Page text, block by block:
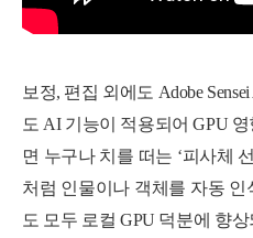
보정, 편집 외에도 Adobe
도 AI 기능이 적용되어 GPU
면 누구나 치를 떠는 ‘피사체
처럼 인물이나 객체를 자동
도 모두 로컬 GPU 덕분에 향